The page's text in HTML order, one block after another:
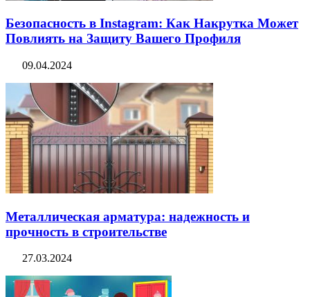
Безопасность в Instagram: Как Накрутка Может
Повлиять на Защиту Вашего Профиля
09.04.2024
Металлическая арматура: надежность и
прочность в строительстве
27.03.2024